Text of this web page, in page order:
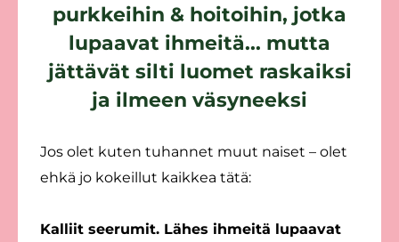
purkkeihin & hoitoihin, jotka
lupaavat ihmeitä... mutta
jättävät silti luomet raskaiksi
ja ilmeen väsyneeksi
Jos olet kuten tuhannet muut naiset – olet
ehkä jo kokeillut kaikkea tätä:
Kalliit seerumit. Lähes ihmeitä lupaavat